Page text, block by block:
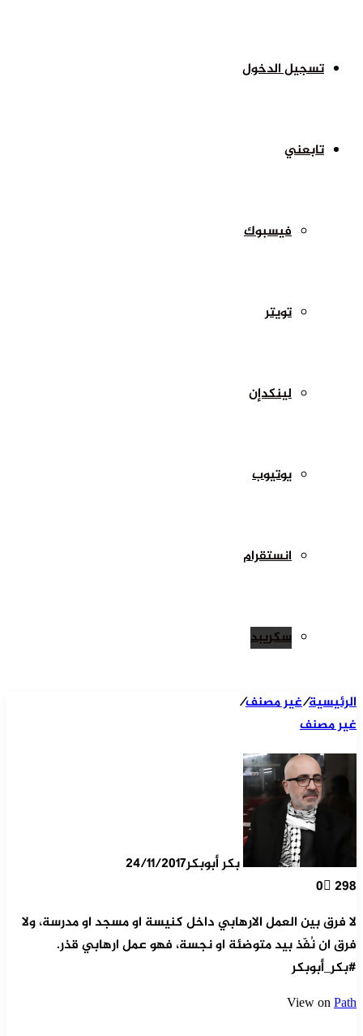
تسجيل الدخول
تابعني
فيسبوك
تويتر
لينكدإن
يوتيوب
انستقرام
سكريبد
الرئيسية/غير مصنف/
غير مصنف
بكر أبوبكر24/11/2017
0 298
لا فرق بين العمل الارهابي داخل كنيسة او مسجد او مدرسة، ولا
فرق ان نُفّذ بيد متوضئة او نجسة، فهو عمل ارهابي قذر.
#بكر_أبوبكر
View onPath